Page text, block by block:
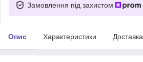
Замовлення під захистом
Опис Характеристики Доставка